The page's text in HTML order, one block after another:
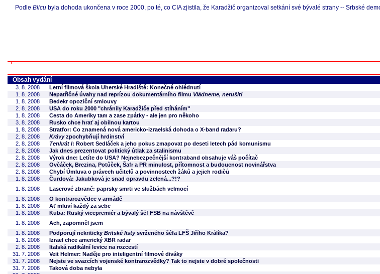
Podle Blicu byla dohoda ukončena v roce 2000, po té, co CIA zjistila, že Karadžič organizoval setkání své bývalé strany -- Srbské
Obsah vydání
3. 8. 2008 Letní filmová škola Uherské Hradiště: Konečné ohlédnutí
1. 8. 2008
Nepatřičné úvahy nad reprízou dokumentárního filmu Vládneme, nerušit!
1. 8. 2008
Bedekr opoziční smlouvy
2. 8. 2008
USA do roku 2000 "chránily Karadžiče před stíháním"
1. 8. 2008
Cesta do Ameriky tam a zase zpátky - ale jen pro někoho
3. 8. 2008
Rusko chce hrať aj obilnou kartou
1. 8. 2008
Stratfor: Co znamená nová americko-izraelská dohoda o X-band radaru?
2. 8. 2008
Krávyzpochybňují hrdinství
2. 8. 2008
Tenkrát I: Robert Sedláček a jeho pokus zmapovat po deseti letech pád komunismu
2. 8. 2008
Jak dnes prezentovat politický útlak za stalinismu
2. 8. 2008
Výrok dne: Letíte do USA? Nejnebezpečnější kontraband obsahuje váš počítač
2. 8. 2008
Ovčáček, Brezina, Potůček, Šafr a PR minulost, přítomnost a budoucnost novinářstva
2. 8. 2008
Chybí Úmluva o právech učitelů a povinnostech žáků a jejich rodičů
1. 8. 2008
Čurdová: Jakubková je snad opravdu zelená...?!?
1. 8. 2008
Laserové zbraně: paprsky smrti ve službách velmocí
1. 8. 2008
O kontrarozvědce v armádě
1. 8. 2008
Ať mluví každý za sebe
1. 8. 2008
Kuba: Ruský vicepremiér a bývalý šéf FSB na návštěvě
1. 8. 2008
Ach, zapomněl jsem
1. 8. 2008
Podporují nekriticky Britské listysvrženého šéfa LFŠ Jiřího Králíka?
1. 8. 2008
Izrael chce americký XBR radar
2. 8. 2008
Italská radikální levice na rozcestí
31. 7. 2008
Veit Helmer: Naděje pro inteligentní filmové diváky
31. 7. 2008
Nejste ve svazcích vojenské kontrarozvědky? Tak to nejste v dobré společnosti
31. 7. 2008
Taková doba nebyla